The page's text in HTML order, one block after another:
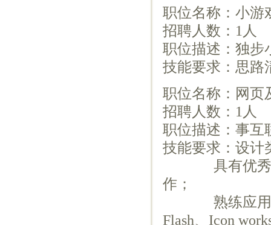
职位名称：小游
招聘人数：1人
职位描述：独步
技能要求：思路
职位名称：网页
招聘人数：1人
职位描述：事互
技能要求：设计
具有优秀的
作；
熟练应用常
Flash、Icon